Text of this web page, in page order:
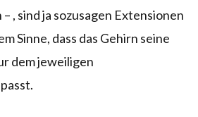
, sind ja sozusagen Extensionen
Sinne, dass das Gehirn seine
dem jeweiligen